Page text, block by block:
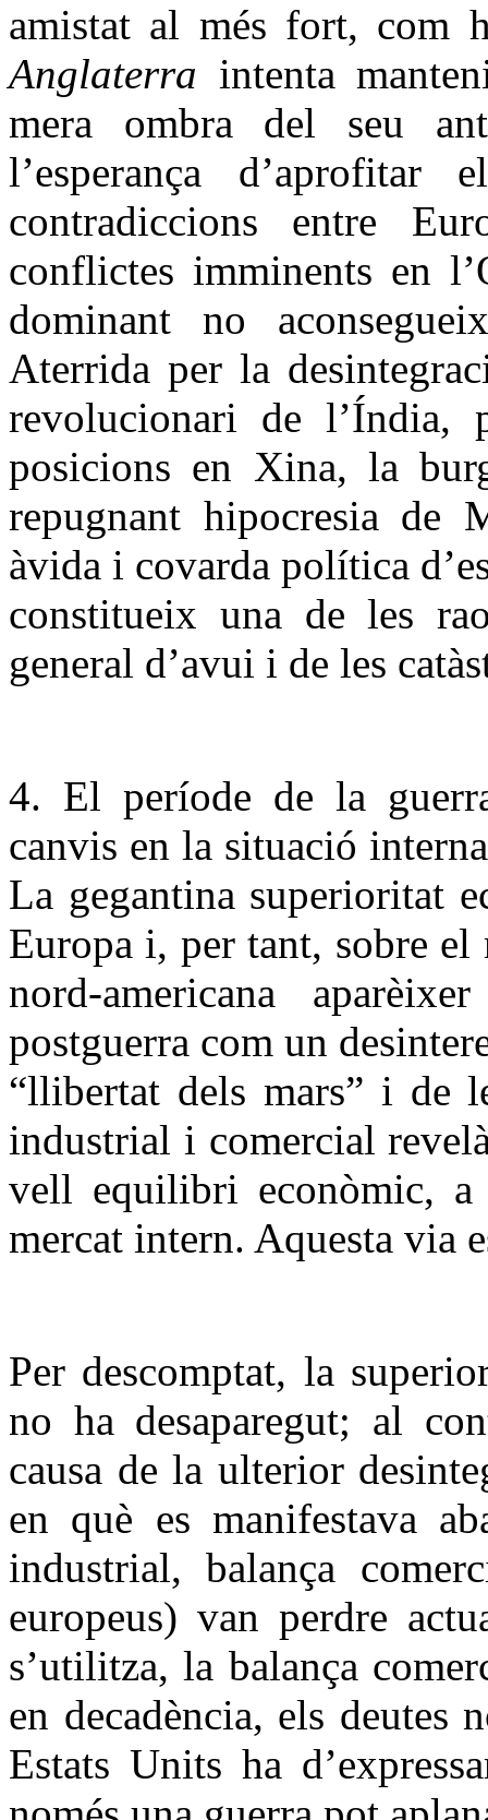
amistat al més fort, com
Anglaterra intenta
mera ombra del seu
l’esperança d’aprofitar
contradiccions entre
conflictes imminents en
dominant no
Aterrida per la
revolucionari de l’Índia,
posicions en Xina, la
repugnant hipocresia de
àvida i covarda política
constitueix una de les
general d’avui i de les
4. El període de la
canvis en la situació
La gegantina superioritat
Europa i, per tant, sobre el
nord-americana
postguerra com un
“llibertat dels mars” i de
industrial i comercial
vell equilibri econòmic, a
mercat intern. Aquesta via
Per descomptat, la
no ha desaparegut; al
causa de la ulterior
en què es manifestava
industrial, balança
europeus) van perdre
s’utilitza, la balança
en decadència, els deutes
Estats Units ha